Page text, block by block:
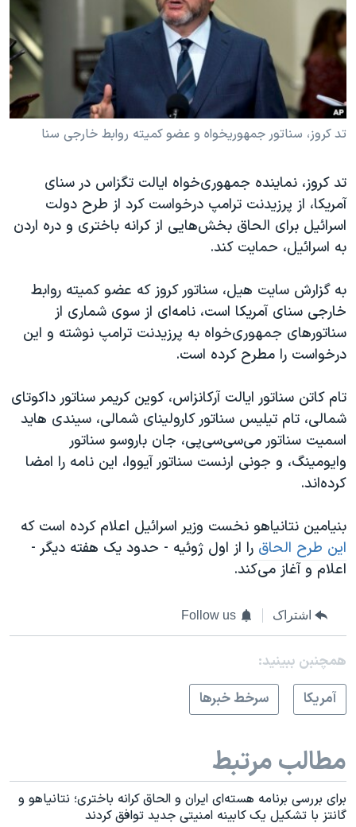
فرهنگ و زندگی
حقوق شهروندی
اقتصادی
علم و فناوری
اسرائیل در جنگ
آرشیو پخش زنده
مستندها
انتخابات ریاست جمهوری آمریکا ۲۰۲۴
حمله جمهوری اسلامی به اسرائیل
رمز مهسا
ورزش زنان در ایران
مجموعه مستندهای دادخواهی
تریبونال مردمی آبان ۹۸
دادگاه حمید نوری
قانون شفافیت دارائی کادر رهبری ایران
اعتراضات مردمی آبان ۹۸
اسرائیل در جنگ
همایش محافظه‌کاران آمریکا «سی‌پک»
صفحه‌های ویژه
سفر پرزیدنت ترامپ به چین
دنبال کنید
زبانهای مختلف
تد کروز، سناتور جمهوریخواه و عضو کمیته روابط خارجی سنا
تد کروز، نماینده جمهوری‌خواه ایالت تگزاس در سنای
آمریکا، از پرزیدنت ترامپ درخواست کرد از طرح دولت
اسرائیل برای الحاق بخش‌هایی از کرانه باختری و دره اردن
به اسرائیل، حمایت کند.
به گزارش سایت هیل، سناتور کروز که عضو کمیته روابط
خارجی سنای آمریکا است، نامه‌ای از سوی شماری از
سناتورهای جمهوری‌خواه به پرزیدنت ترامپ نوشته و این
درخواست را مطرح کرده است.
تام کاتن سناتور ایالت آرکانزاس، کوین کریمر سناتور داکوتای
شمالی، تام تیلیس سناتور کارولینای شمالی، سیندی هاید
اسمیت سناتور می‌سی‌سی‌پی، جان باروسو سناتور
وایومینگ، و جونی ارنست سناتور آیووا، این نامه را امضا
کرده‌اند.
بنیامین نتانیاهو نخست وزیر اسرائیل اعلام کرده است که
این طرح الحاق را از اول ژوئیه - حدود یک هفته دیگر -
اعلام و آغاز می‌کند.
اشتراک Follow us
همچنبن ببینید:
آمريکا
سرخط خبرها
مطالب مرتبط
برای بررسی برنامه هسته‌ای ایران و الحاق کرانه باختری؛ نتانیاهو و
گانتز با تشکیل یک کابینه امنیتی جدید توافق کردند